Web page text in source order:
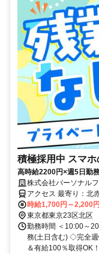
積極採用中 スマ
高時給2200円×週5日勤
／残業ほぼナシ♪
株式会社パーソナル
アクセス 最寄り：北
時給1,700円～2,200円
東京都東京23区北区
勤務時間 ＜10:00～
務(土日含む) ◇完全
＆有給100％取得OK！